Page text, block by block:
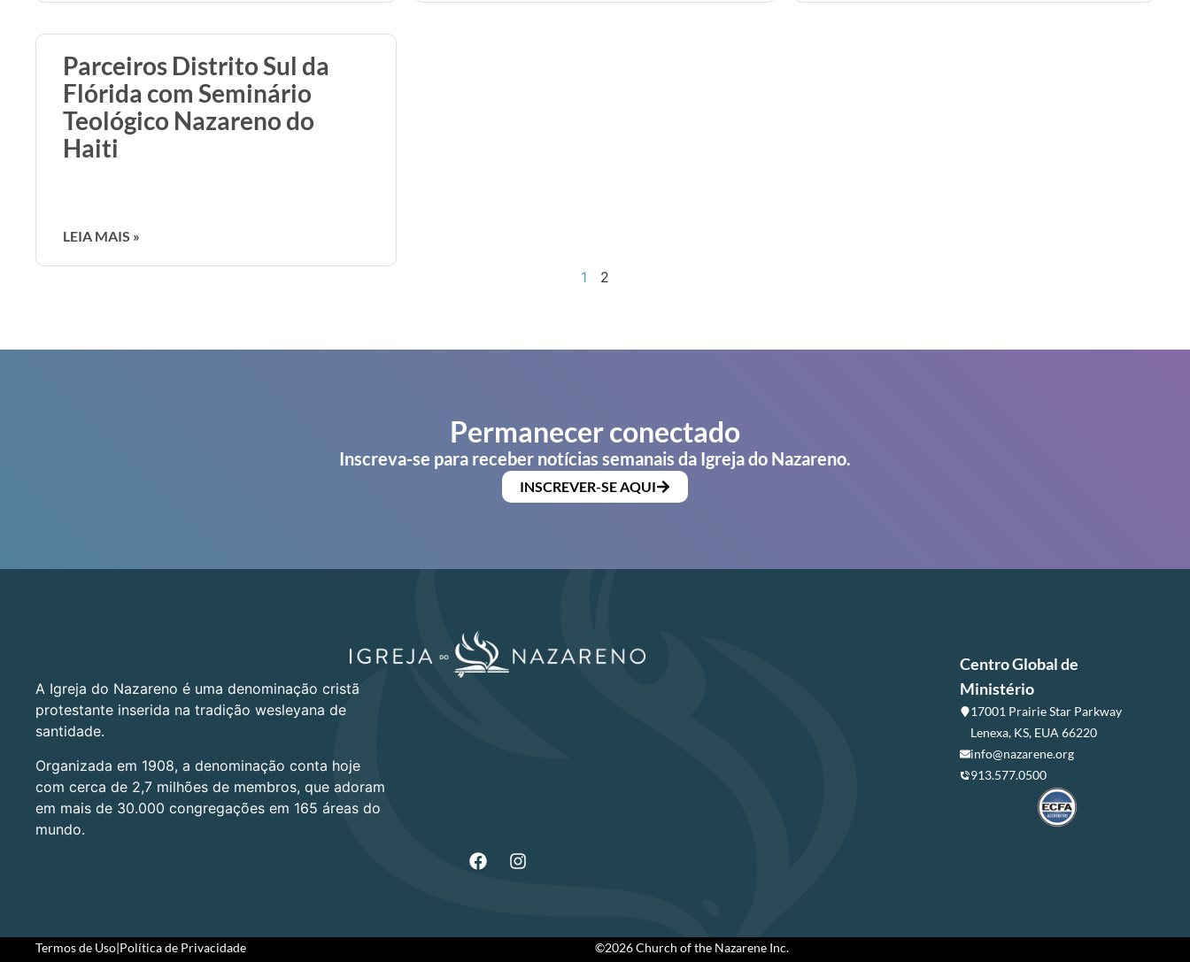
Parceiros Distrito Sul da
Flórida com Seminário
Teológico Nazareno do
Haiti
LEIA MAIS »
1 2
Permanecer conectado
Inscreva-se para receber notícias semanais da Igreja do Nazareno.
INSCREVER-SE AQUI
A Igreja do Nazareno é uma denominação cristã
protestante inserida na tradição wesleyana de
santidade.
Organizada em 1908, a denominação conta hoje
com cerca de 2,7 milhões de membros, que adoram
em mais de 30.000 congregações em 165 áreas do
mundo.
Centro Global de
Ministério
17001 Prairie Star Parkway
Lenexa, KS, EUA 66220
info@nazarene.org
913.577.0500
Termos de Uso|Política de Privacidade ©2026 Church of the Nazarene Inc.